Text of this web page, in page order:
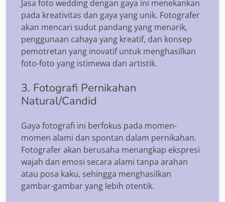
Jasa foto wedding dengan gaya ini menekankan
pada kreativitas dan gaya yang unik. Fotografer
akan mencari sudut pandang yang menarik,
penggunaan cahaya yang kreatif, dan konsep
pemotretan yang inovatif untuk menghasilkan
foto-foto yang istimewa dan artistik.
3. Fotografi Pernikahan
Natural/Candid
Gaya fotografi ini berfokus pada momen-
momen alami dan spontan dalam pernikahan.
Fotografer akan berusaha menangkap ekspresi
wajah dan emosi secara alami tanpa arahan
atau posa kaku, sehingga menghasilkan
gambar-gambar yang lebih otentik.